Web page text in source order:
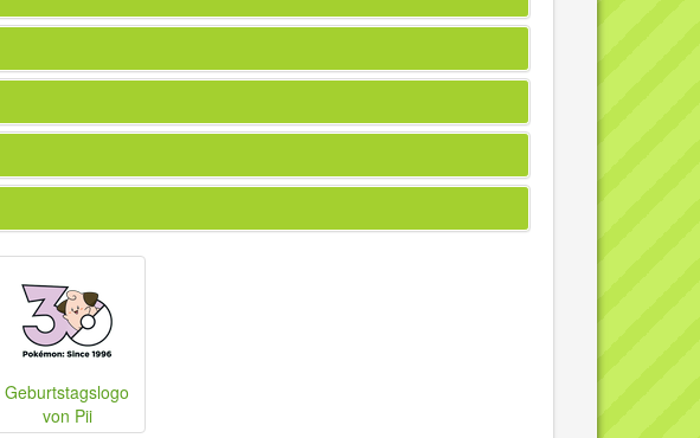
Geburtstagslogo
von Pii